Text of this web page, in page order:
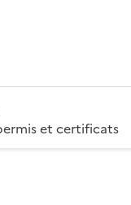
et certificats